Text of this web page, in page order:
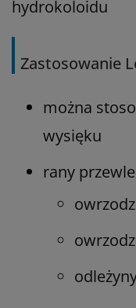
hydrokoloidu
Zastosowanie
można
wysięku
rany